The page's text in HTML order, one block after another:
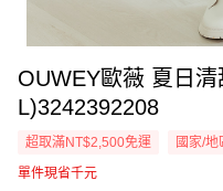
OUWEY歐薇 夏日
L)3242392208
超取滿NT$2,500免運
國家/地
單件現省千元